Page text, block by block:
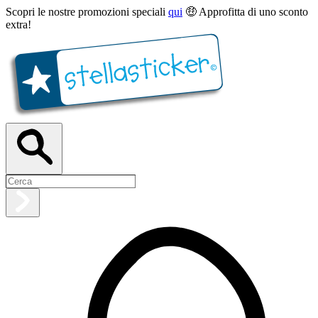
Scopri le nostre promozioni speciali qui 🤑 Approfitta di uno sconto
extra!